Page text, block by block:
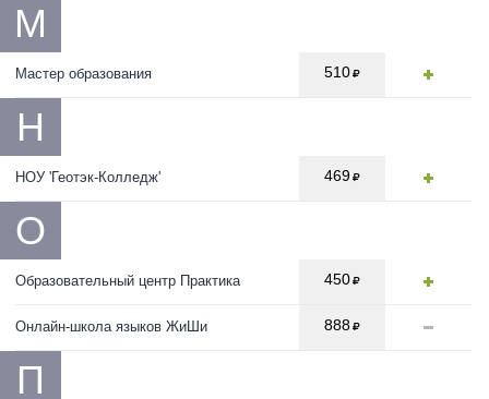
М
Мастер образования 510
Н
НОУ 'Геотэк-Колледж' 469
О
Образовательный центр Практика 450
Онлайн-школа языков ЖиШи 888
П